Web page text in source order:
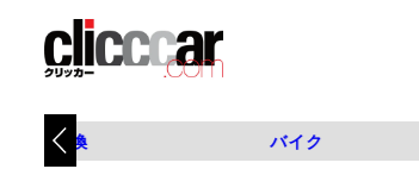
タイヤ交換 バイク